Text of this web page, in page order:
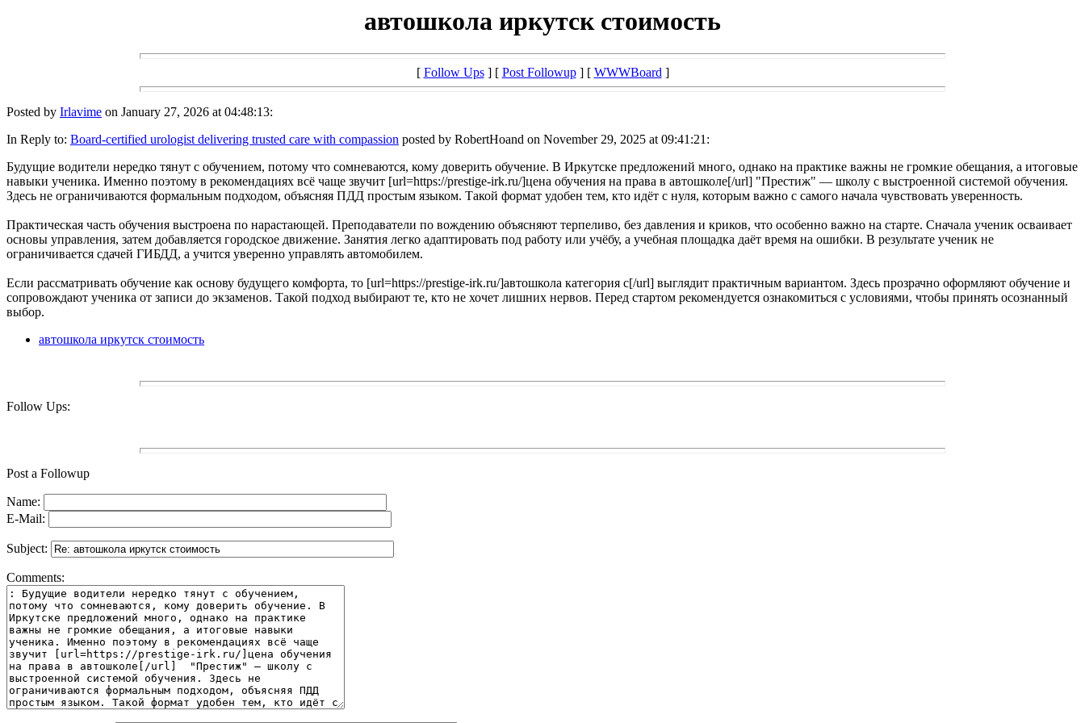
автошкола иркутск стоимость
[ Follow Ups] [ Post Followup] [ WWWBoard]
Posted by Irlavime on January 27, 2026 at 04:48:13:
In Reply to: Board-certified urologist delivering trusted care with compassion posted by RobertHoand on November 29, 2025 at 09:41:21:
Будущие водители нередко тянут с обучением, потому что сомневаются, кому доверить обучение. В Иркутске предложений много, однако на практике важны не громкие обещания, а итоговые
навыки ученика. Именно поэтому в рекомендациях всё чаще звучит [url=https://prestige-irk.ru/]цена обучения на права в автошколе[/url] "Престиж" — школу с выстроенной системой обучения.
Здесь не ограничиваются формальным подходом, объясняя ПДД простым языком. Такой формат удобен тем, кто идёт с нуля, которым важно с самого начала чувствовать уверенность.
Практическая часть обучения выстроена по нарастающей. Преподаватели по вождению объясняют терпеливо, без давления и криков, что особенно важно на старте. Сначала ученик осваивает
основы управления, затем добавляется городское движение. Занятия легко адаптировать под работу или учёбу, а учебная площадка даёт время на ошибки. В результате ученик не
ограничивается сдачей ГИБДД, а учится уверенно управлять автомобилем.
Если рассматривать обучение как основу будущего комфорта, то [url=https://prestige-irk.ru/]автошкола категория с[/url] выглядит практичным вариантом. Здесь прозрачно оформляют обучение и
сопровождают ученика от записи до экзаменов. Такой подход выбирают те, кто не хочет лишних нервов. Перед стартом рекомендуется ознакомиться с условиями, чтобы принять осознанный
выбор.
автошкола иркутск стоимость
Follow Ups:
Post a Followup
Name:
E-Mail:
Subject:
Comments: